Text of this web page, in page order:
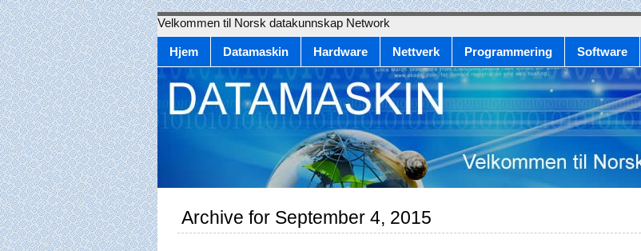
Velkommen til Norsk datakunnskap Network
Hjem Datamaskin Hardware Nettverk Programmering Software
Archive for September 4, 2015